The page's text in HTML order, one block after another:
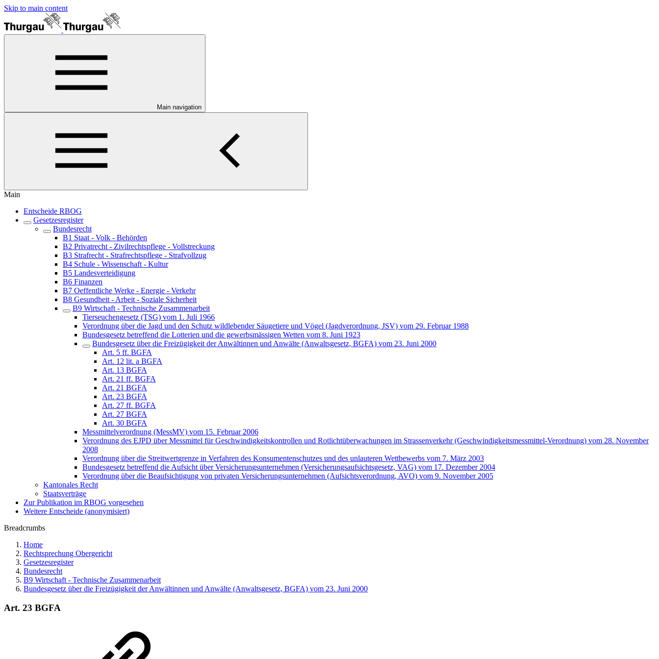
Skip to main content
Main navigation
Main
Entscheide RBOG
Gesetzesregister
Bundesrecht
B1 Staat - Volk - Behörden
B2 Privatrecht - Zivilrechtspflege - Vollstreckung
B3 Strafrecht - Strafrechtspflege - Strafvollzug
B4 Schule - Wissenschaft - Kultur
B5 Landesverteidigung
B6 Finanzen
B7 Oeffentliche Werke - Energie - Verkehr
B8 Gesundheit - Arbeit - Soziale Sicherheit
B9 Wirtschaft - Technische Zusammenarbeit
Tierseuchengesetz (TSG) vom 1. Juli 1966
Verordnung über die Jagd und den Schutz wildlebender Säugetiere und Vögel (Jagdverordnung, JSV) vom 29. Februar 1988
Bundesgesetz betreffend die Lotterien und die gewerbsmässigen Wetten vom 8. Juni 1923
Bundesgesetz über die Freizügigkeit der Anwältinnen und Anwälte (Anwaltsgesetz, BGFA) vom 23. Juni 2000
Art. 5 ff. BGFA
Art. 12 lit. a BGFA
Art. 13 BGFA
Art. 21 ff. BGFA
Art. 21 BGFA
Art. 23 BGFA
Art. 27 ff. BGFA
Art. 27 BGFA
Art. 30 BGFA
Messmittelverordnung (MessMV) vom 15. Februar 2006
Verordnung des EJPD über Messmittel für Geschwindigkeitskontrollen und Rotlichtüberwachungen im Strassenverkehr (Geschwindigkeitsmessmittel-Verordnung) vom 28. November
2008
Verordnung über die Streitwertgrenze in Verfahren des Konsumentenschutzes und des unlauteren Wettbewerbs vom 7. März 2003
Bundesgesetz betreffend die Aufsicht über Versicherungsunternehmen (Versicherungsaufsichtsgesetz, VAG) vom 17. Dezember 2004
Verordnung über die Beaufsichtigung von privaten Versicherungsunternehmen (Aufsichtsverordnung, AVO) vom 9. November 2005
Kantonales Recht
Staatsverträge
Zur Publikation im RBOG vorgesehen
Weitere Entscheide (anonymisiert)
Breadcrumbs
Home
Rechtsprechung Obergericht
Gesetzesregister
Bundesrecht
B9 Wirtschaft - Technische Zusammenarbeit
Bundesgesetz über die Freizügigkeit der Anwältinnen und Anwälte (Anwaltsgesetz, BGFA) vom 23. Juni 2000
Art. 23 BGFA